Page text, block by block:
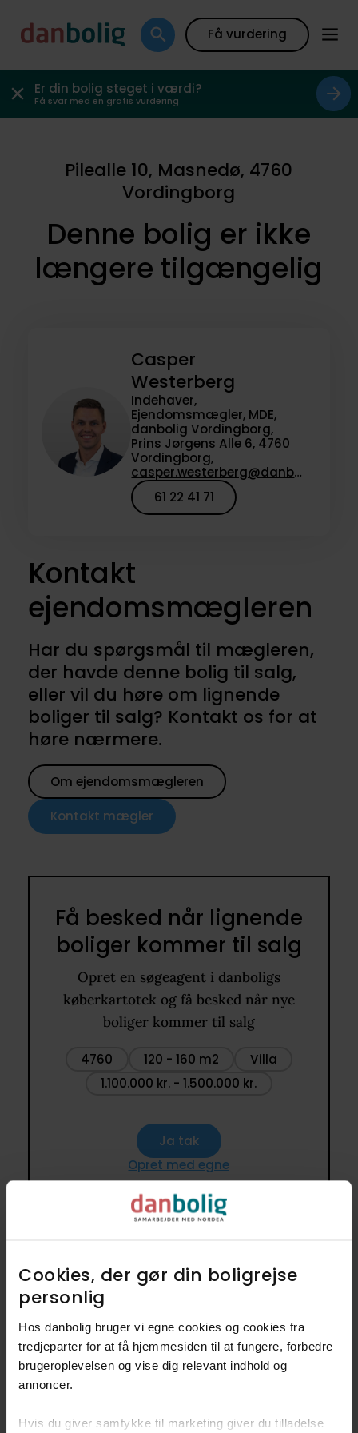
Cookies, der gør din boligrejse
personlig​
Hos danbolig bruger vi egne cookies og cookies fra
tredjeparter for at få hjemmesiden til at fungere, forbedre
brugeroplevelsen og vise dig relevant indhold og
annoncer.​
Hvis du giver samtykke til marketing giver du tilladelse
Få vurdering
Er din bolig steget i værdi?
Få svar med en gratis vurdering
Pilealle 10, Masnedø, 4760
Vordingborg
Denne bolig er ikke
længere tilgængelig
Casper
Westerberg
Indehaver,
Ejendomsmægler, MDE,
danbolig Vordingborg,
Prins Jørgens Alle 6, 4760
Vordingborg,
casper.westerberg@danbolig.dk
61 22 41 71
Kontakt
ejendomsmægleren
Har du spørgsmål til mægleren,
der havde denne bolig til salg,
eller vil du høre om lignende
boliger til salg? Kontakt os for at
høre nærmere.
Om ejendomsmægleren
Kontakt mægler
Få besked når lignende
boliger kommer til salg
Opret en søgeagent i danboligs
køberkartotek og få besked når nye
boliger kommer til salg
4760 120 - 160 m2
Villa
1.100.000 kr. - 1.500.000 kr.
Ja tak
Opret med egne
3 lignende villaer i nærheden til
1.100.000-1.500.000 kr. på omkring
140 m2
Central beliggenhed